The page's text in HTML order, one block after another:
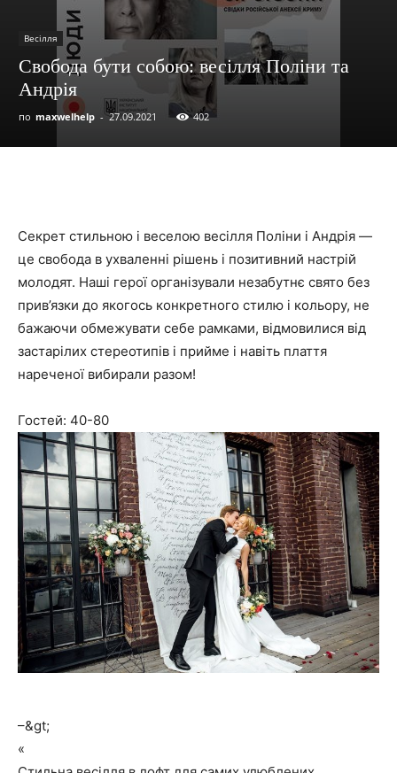
Весілля
Свобода бути собою: весілля Поліни та
Андрія
по maxwelhelp - 27.09.2021 402
Секрет стильною і веселою весілля Поліни і Андрія —
це свобода в ухваленні рішень і позитивний настрій
молодят. Наші герої організували незабутнє свято без
прив’язки до якогось конкретного стилю і кольору, не
бажаючи обмежувати себе рамками, відмовилися від
застарілих стереотипів і прийме і навіть плаття
нареченої вибирали разом!
Гостей: 40-80
–&gt;
«